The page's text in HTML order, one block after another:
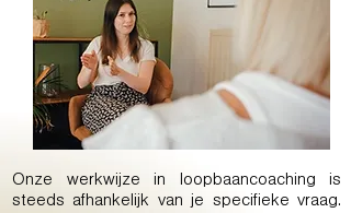
Onze werkwijze in loopbaancoaching is
steeds afhankelijk van je specifieke vraag.